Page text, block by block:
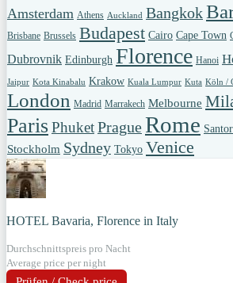
Amsterdam Athens Auckland Bangkok
Brisbane Brussels Budapest Cairo Cape Town
Dubrovnik Edinburgh Florence Hanoi
Jaipur Kota Kinabalu Krakow Kuala Lumpur Kuta Köln /
London Madrid Marrakech Melbourne
ParisPhuketPragueRome
Stockholm Sydney Tokyo Venice
HOTEL Bavaria, Florence in Italy
Durchschnittspreis pro Nacht
Average price per night